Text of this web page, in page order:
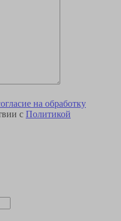
на обработку
с Политикой